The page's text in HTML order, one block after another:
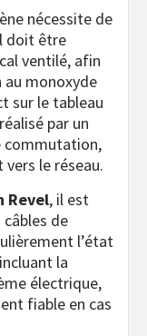
nécessite de
doit être
ventilé, afin
monoxyde
sur le tableau
par un
commutation,
le réseau.
Revel, il est
de
l’état
la
électrique,
fiable en cas